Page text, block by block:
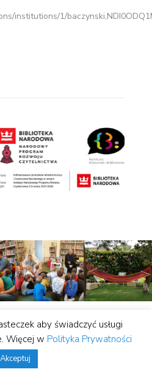
institutions/1/
miasta i gminy Lwówek |
Studio Hello
aby świadczyć usługi
Więcej w Polityka Prywatności
Akceptuj